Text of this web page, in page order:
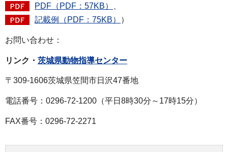
PDF（PDF：57KB）
記載例（PDF：75KB）
）
お問い合わせ：
リンク・ 茨城県動物指導センター
〒309-1606茨城県笠間市日沢47番地
電話番号：0296-72-1200（平日8時30分～17時15分）
FAX番号：0296-72-2271